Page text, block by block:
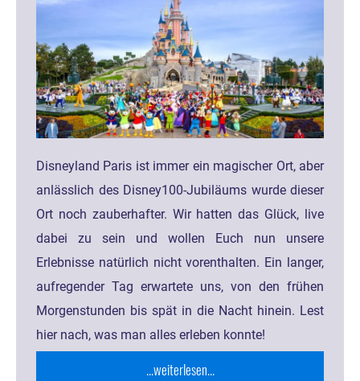
Disneyland Paris ist immer ein magischer Ort, aber
anlässlich des Disney100-Jubiläums wurde dieser
Ort noch zauberhafter. Wir hatten das Glück, live
dabei zu sein und wollen Euch nun unsere
Erlebnisse natürlich nicht vorenthalten. Ein langer,
aufregender Tag erwartete uns, von den frühen
Morgenstunden bis spät in die Nacht hinein. Lest
hier nach, was man alles erleben konnte!
...weiterlesen...